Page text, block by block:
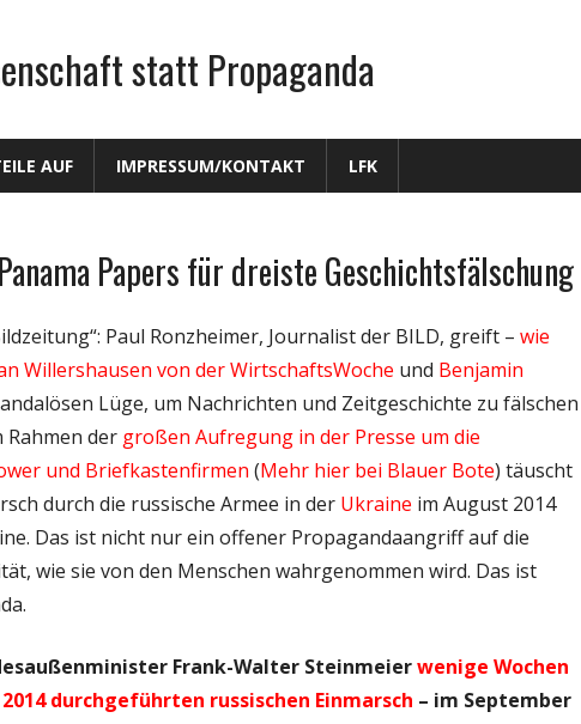
statt Propaganda
AUF IMPRESSUM/KONTAKT LFK
Papers für dreiste Geschichtsfälschung
Paul Ronzheimer, Journalist der BILD, greift – wie
Willershausen von der WirtschaftsWoche und Benjamin
Lüge, um Nachrichten und Zeitgeschichte zu fälschen
der großen Aufregung in der Presse um die
und Briefkastenfirmen (Mehr hier bei Blauer Bote) täuscht
durch die russische Armee in der Ukraine im August 2014
Das ist nicht nur ein offener Propagandaangriff auf die
wie sie von den Menschen wahrgenommen wird. Das ist
Frank-Walter Steinmeierwenige Wochen
durchgeführten russischen Einmarsch – im September